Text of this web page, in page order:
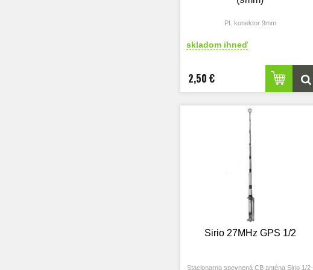
PL konektor 9mm
skladom ihneď
2,50 €
Sirio 27MHz GPS 1/2
Stacionarna spevnená CB anténa Sirio 1/2-